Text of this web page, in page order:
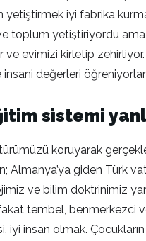
yetiştirmek iyi fabrika
yetiştiriyordu ama
evimizi kirletip zehirliyor.
değerleri
sistemi
koruyarak
giden Türk
ve bilim doktrinimiz
tembel, benmerkezci
iyi insan olmak.